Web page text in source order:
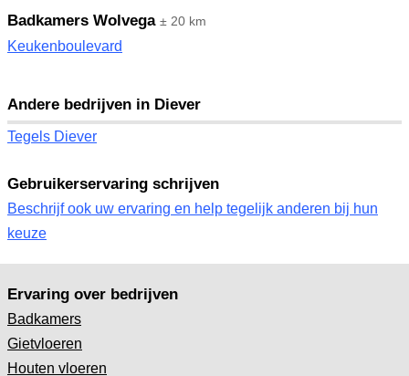
Badkamers Wolvega ± 20 km
Keukenboulevard
Andere bedrijven in Diever
Tegels Diever
Gebruikerservaring schrijven
Beschrijf ook uw ervaring en help tegelijk anderen bij hun
keuze
Ervaring over bedrijven
Badkamers
Gietvloeren
Houten vloeren